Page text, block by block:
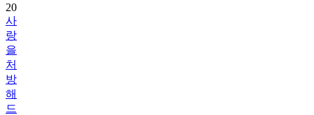
20
사
랑
을
처
방
해
드